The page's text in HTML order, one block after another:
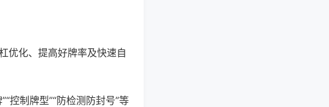
优化、提高好牌率及快速自
控制牌型”“防检测防封号”等